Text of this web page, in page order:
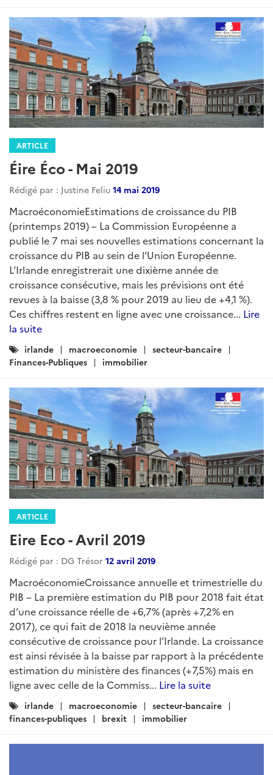
ARTICLE
Éire Éco - Mai 2019
Rédigé par : Justine Feliu 14 mai 2019
MacroéconomieEstimations de croissance du PIB
(printemps 2019) – La Commission Européenne a
publié le 7 mai ses nouvelles estimations concernant la
croissance du PIB au sein de l’Union Européenne.
L’Irlande enregistrerait une dixième année de
croissance consécutive, mais les prévisions ont été
revues à la baisse (3,8 % pour 2019 au lieu de +4,1 %).
Ces chiffres restent en ligne avec une croissance... Lire
la suite
Catégories
:
irlande macroeconomie
secteur-bancaire
Finances-Publiques
immobilier
ARTICLE
Eire Eco - Avril 2019
Rédigé par : DG Trésor 12 avril 2019
MacroéconomieCroissance annuelle et trimestrielle du
PIB – La première estimation du PIB pour 2018 fait état
d’une croissance réelle de +6,7% (après +7,2% en
2017), ce qui fait de 2018 la neuvième année
consécutive de croissance pour l’Irlande. La croissance
est ainsi révisée à la baisse par rapport à la précédente
estimation du ministère des finances (+7,5%) mais en
ligne avec celle de la Commiss... Lire la suite
Catégories
:
irlande macroeconomie
secteur-bancaire
finances-publiques
brexit immobilier